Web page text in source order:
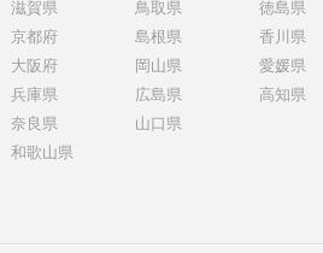
滋賀県
京都府
大阪府
兵庫県
奈良県
和歌山県
鳥取県
島根県
岡山県
広島県
山口県
徳島県
香川県
愛媛県
高知県